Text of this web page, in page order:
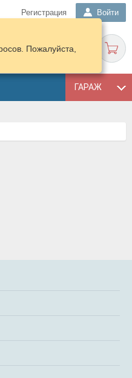
Регистрация Войти
ГАРАЖ
Пожалуйста,